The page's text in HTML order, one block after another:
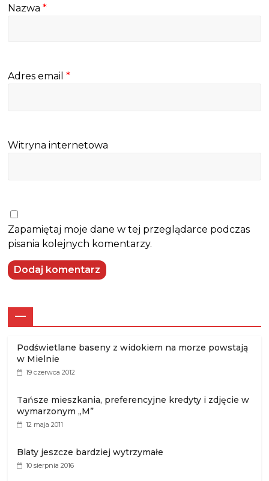
Nazwa*
Adres email*
Witryna internetowa
Zapamiętaj moje dane w tej przeglądarce podczas
pisania kolejnych komentarzy.
—
Podświetlane baseny z widokiem na morze powstają
w Mielnie
19 czerwca 2012
Tańsze mieszkania, preferencyjne kredyty i zdjęcie w
wymarzonym „M”
12 maja 2011
Blaty jeszcze bardziej wytrzymałe
10 sierpnia 2016